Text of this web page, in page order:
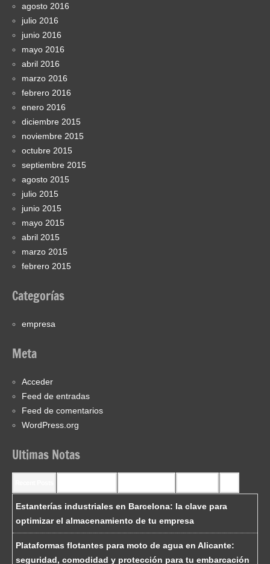
agosto 2016
julio 2016
junio 2016
mayo 2016
abril 2016
marzo 2016
febrero 2016
enero 2016
diciembre 2015
noviembre 2015
octubre 2015
septiembre 2015
agosto 2015
julio 2015
junio 2015
mayo 2015
abril 2015
marzo 2015
febrero 2015
Categorías
empresa
Meta
Acceder
Feed de entradas
Feed de comentarios
WordPress.org
Ultimas Notas
Estanterías industriales en Barcelona: la clave para
optimizar el almacenamiento de tu empresa
Plataformas flotantes para moto de agua en Alicante:
seguridad, comodidad y protección para tu embarcación